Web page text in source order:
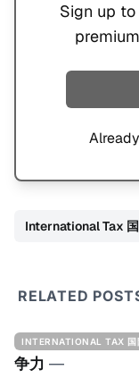
Sign up
International Tax
RELATED
INTERNATIONAL TAX 国
争力 —